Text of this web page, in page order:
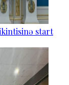
start